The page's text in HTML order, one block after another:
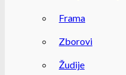
Frama
Zborovi
Žudije